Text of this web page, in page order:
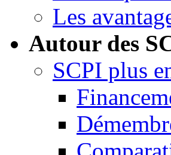
Les
Autour des
SCPI plus